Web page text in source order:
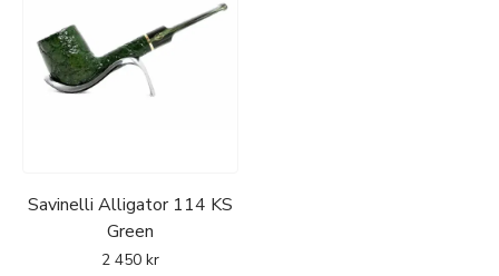
Savinelli Alligator 114 KS
Green
2 450 kr